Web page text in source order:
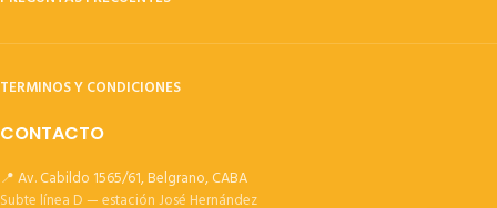
TERMINOS Y CONDICIONES
CONTACTO
📍 Av. Cabildo 1565/61, Belgrano, CABA
Subte línea D — estación José Hernández